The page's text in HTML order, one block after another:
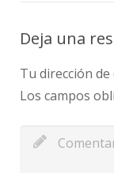
Deja una
Tu dirección
Los campos